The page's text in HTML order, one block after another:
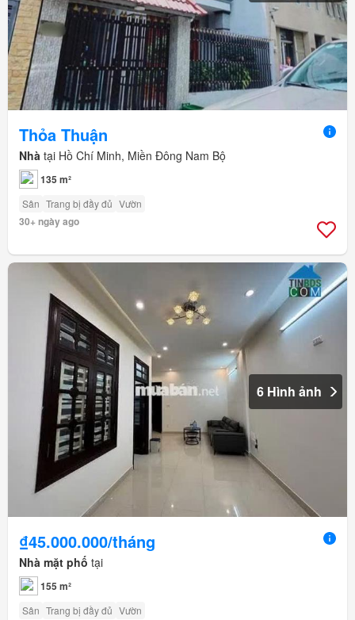
Thỏa Thuận
Nhà tại Hồ Chí Minh, Miền Đông Nam Bộ
135 m²
Sân Trang bị đầy đủ Vườn
30+ ngày ago
6 Hình ảnh
₫45.000.000/tháng
Nhà mặt phố tại
155 m²
Sân Trang bị đầy đủ Vườn